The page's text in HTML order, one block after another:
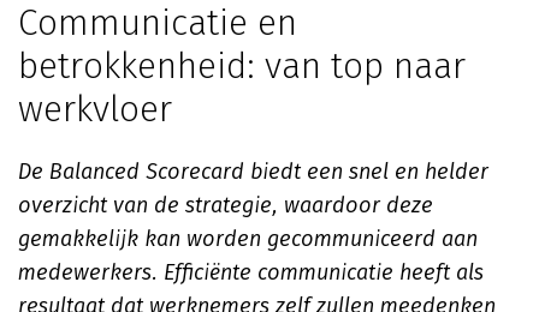
Communicatie en
betrokkenheid: van top naar
werkvloer
De Balanced Scorecard biedt een snel en helder
overzicht van de strategie, waardoor deze
gemakkelijk kan worden gecommuniceerd aan
medewerkers. Efficiënte communicatie heeft als
resultaat dat werknemers zelf zullen meedenken